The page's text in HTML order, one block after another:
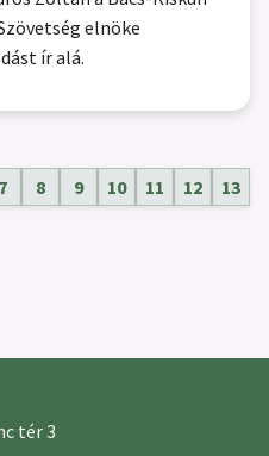
elnöke
ír alá.
7 8 9 10 11 12
13
tér 3